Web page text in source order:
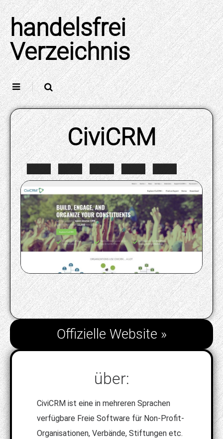
Skip
to
content
handelsfrei
Verzeichnis
CiviCRM
Offizielle Website »
über:
CiviCRM ist eine in mehreren Sprachen
verfügbare Freie Software für Non-Profit-
Organisationen, Verbände, Stiftungen etc.